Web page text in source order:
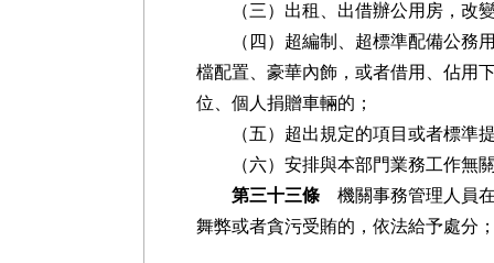
（三）出租、出借辦公用房，改變
（四）超編制、超標準配備公務用
檔配置、豪華內飾，或者借用、佔用
位、個人捐贈車輛的；
（五）超出規定的項目或者標準提
（六）安排與本部門業務工作無關
第三十三條機關事務管理人員在
舞弊或者貪污受賄的，依法給予處分